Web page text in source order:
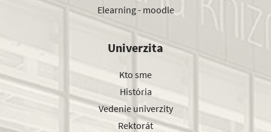
Elearning - moodle
Univerzita
Kto sme
História
Vedenie univerzity
Rektorát